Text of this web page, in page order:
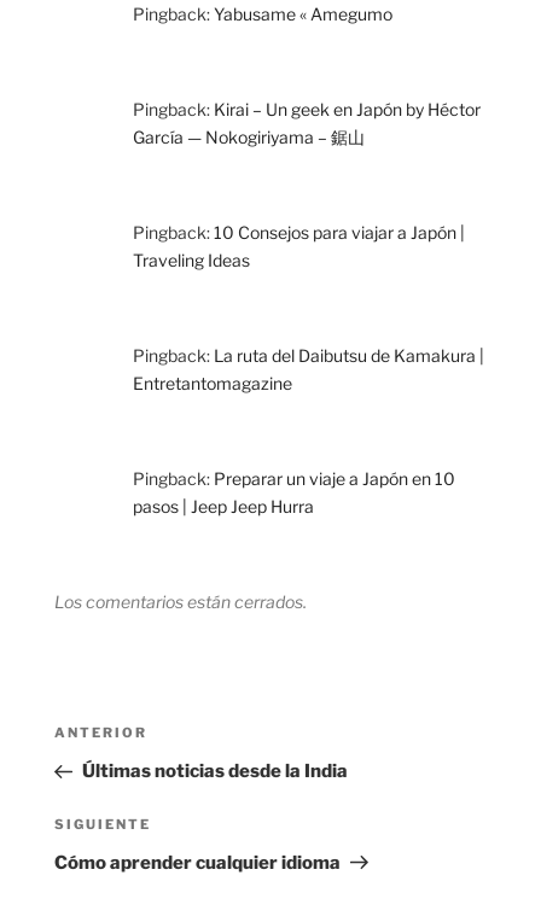
Pingback:Yabusame « Amegumo
Pingback: Kirai – Un geek en Japón by Héctor
García — Nokogiriyama – 鋸山
Pingback:10 Consejos para viajar a Japón |
Traveling Ideas
Pingback: La ruta del Daibutsu de Kamakura |
Entretantomagazine
Pingback: Preparar un viaje a Japón en 10
pasos | Jeep Jeep Hurra
Los comentarios están cerrados.
Navegación
entradas
Entrada
anterior:
ANTERIOR
Últimas noticias desde la India
Siguiente
entrada
SIGUIENTE
Cómo aprender cualquier idioma